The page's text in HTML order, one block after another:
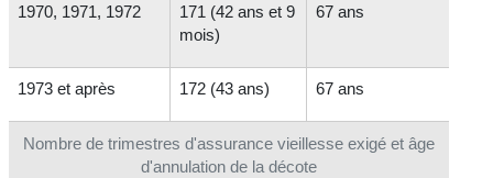
Nombre de trimestres d'assurance vieillesse exigé et âge
d'annulation de la décote
1970, 1971, 1972
171 (42 ans et 9
mois)
67 ans
1973 et après 172 (43 ans) 67 ans